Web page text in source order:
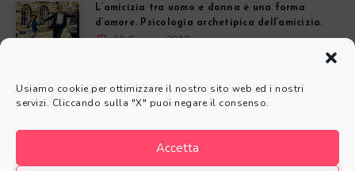
Usiamo cookie per ottimizzare il nostro sito web ed i nostri
servizi. Cliccando sulla "X" puoi negare il consenso.
Accetta
L’amicizia tra uomo e donna è una forma
d’amore. Psicologia archetipica dell’amicizia.
20 Giugno 2018
L'Anima fa Arte
© L'Anima fa Arte